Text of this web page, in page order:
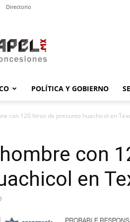
Directorio
POLÍTICA Y GOBIERNO
con 120 litros de presunto huachicol en
con
en